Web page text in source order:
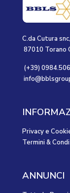
C.da Cutura snc,
87010 Torano
(+39)
Privacy e
Termini &
ANNUNCI